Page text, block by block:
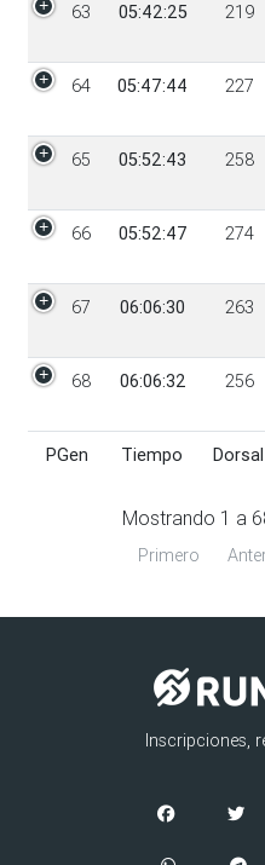
PGen Tiempo Dorsal
63 05:42:25 219
64 05:47:44 227
65 05:52:43 258
66 05:52:47 274
67 06:06:30 263
68 06:06:32 256
PGen Tiempo Dorsal
Mostrando 1 a
Primero
Inscripciones,